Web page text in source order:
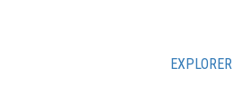
EXPLORER